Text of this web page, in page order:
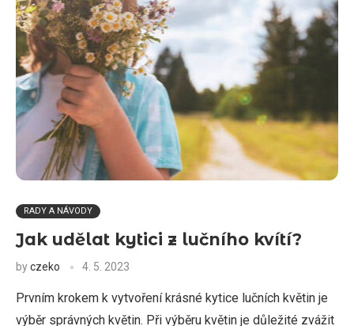
RADY A NÁVODY
Jak udělat kytici z lučního kvítí?
byczeko 4. 5. 2023
Prvním krokem k vytvoření krásné kytice lučních květin je
výběr správných květin. Při výběru květin je důležité zvážit